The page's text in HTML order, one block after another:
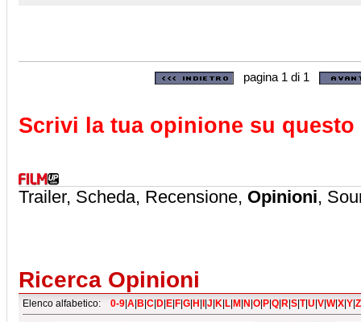
pagina 1 di 1
Scrivi la tua opinione su
Trailer, Scheda, Recensione, Opinioni,
Ricerca Opinioni
Elenco alfabetico: 0-9 A B C D E F G H J K L M N O P Q R S T|U V W|X Y Z